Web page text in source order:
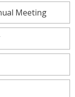
Meeting